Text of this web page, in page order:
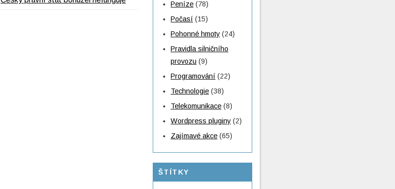
Peníze (78)
Počasí (15)
Pohonné hmoty (24)
Pravidla silničního
provozu (9)
Programování (22)
Technologie (38)
Telekomunikace (8)
Wordpress pluginy (2)
Zajímavé akce (65)
ŠTÍTKY